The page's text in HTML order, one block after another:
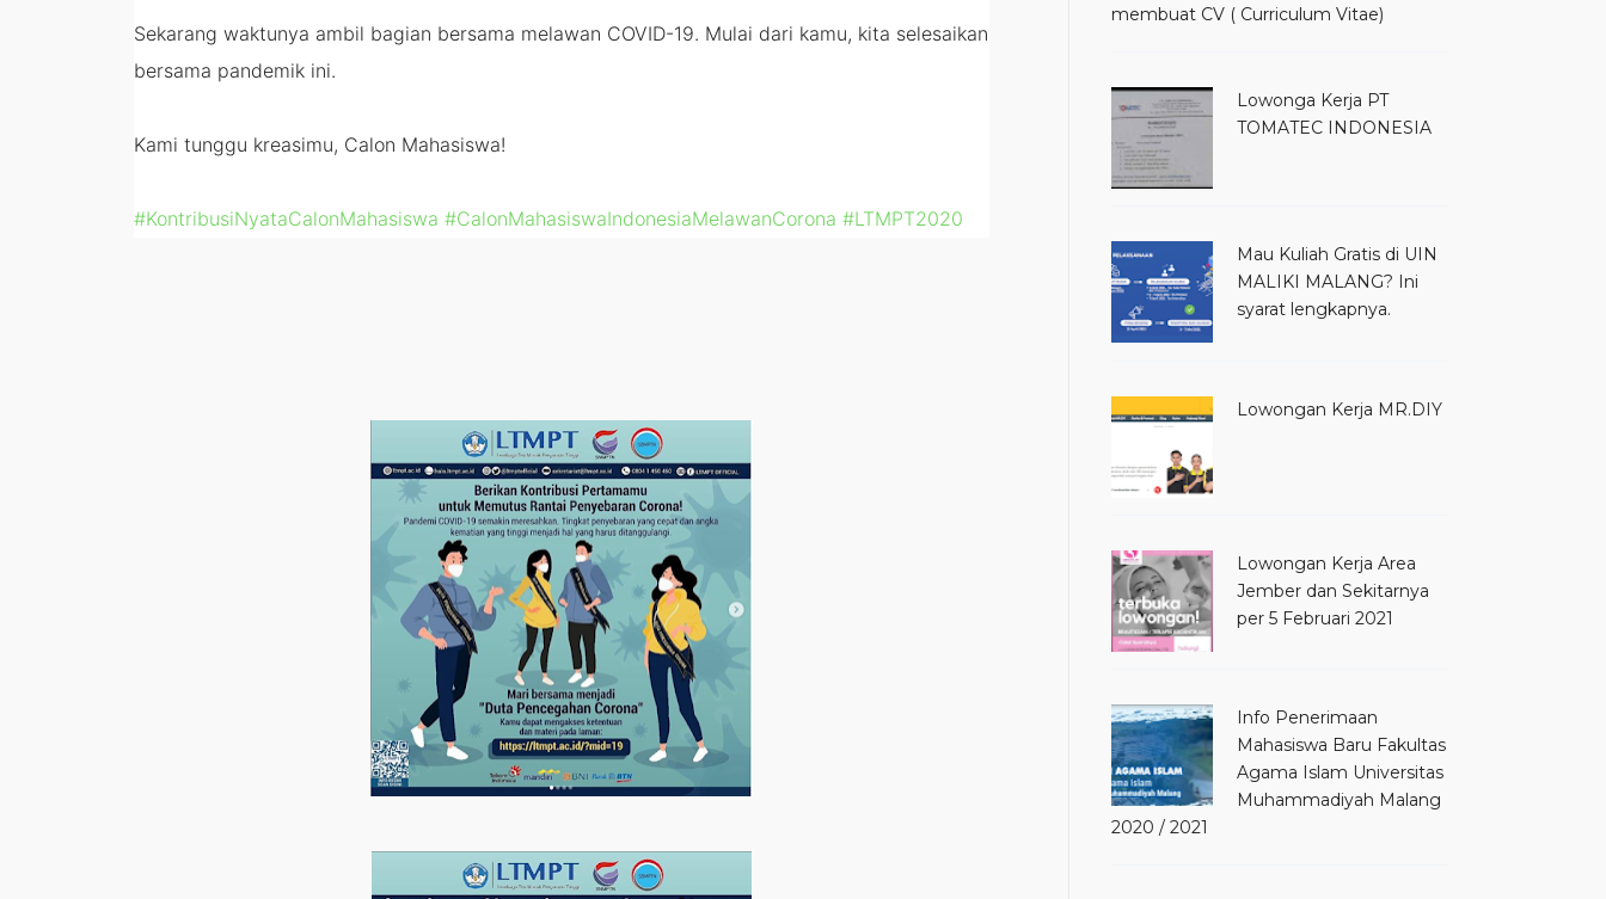
Sekarang waktunya ambil bagian bersama melawan COVID-19. Mulai dari kamu, kita selesaikan
bersama pandemik ini.
Kami tunggu kreasimu, Calon Mahasiswa!
#KontribusiNyataCalonMahasiswa #CalonMahasiswaIndonesiaMelawanCorona #LTMPT2020
membuat CV ( Curriculum Vitae)
Lowonga Kerja PT
TOMATEC INDONESIA
Mau Kuliah Gratis di UIN
MALIKI MALANG? Ini
syarat lengkapnya.
Lowongan Kerja MR.DIY
Lowongan Kerja Area
Jember dan Sekitarnya
per 5 Februari 2021
Info Penerimaan
Mahasiswa Baru Fakultas
Agama Islam Universitas
Muhammadiyah Malang
2020 / 2021